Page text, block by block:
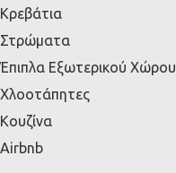
Κρεβάτια
Στρώματα
Έπιπλα Εξωτερικού Χώρου
Χλοοτάπητες
Κουζίνα
Airbnb